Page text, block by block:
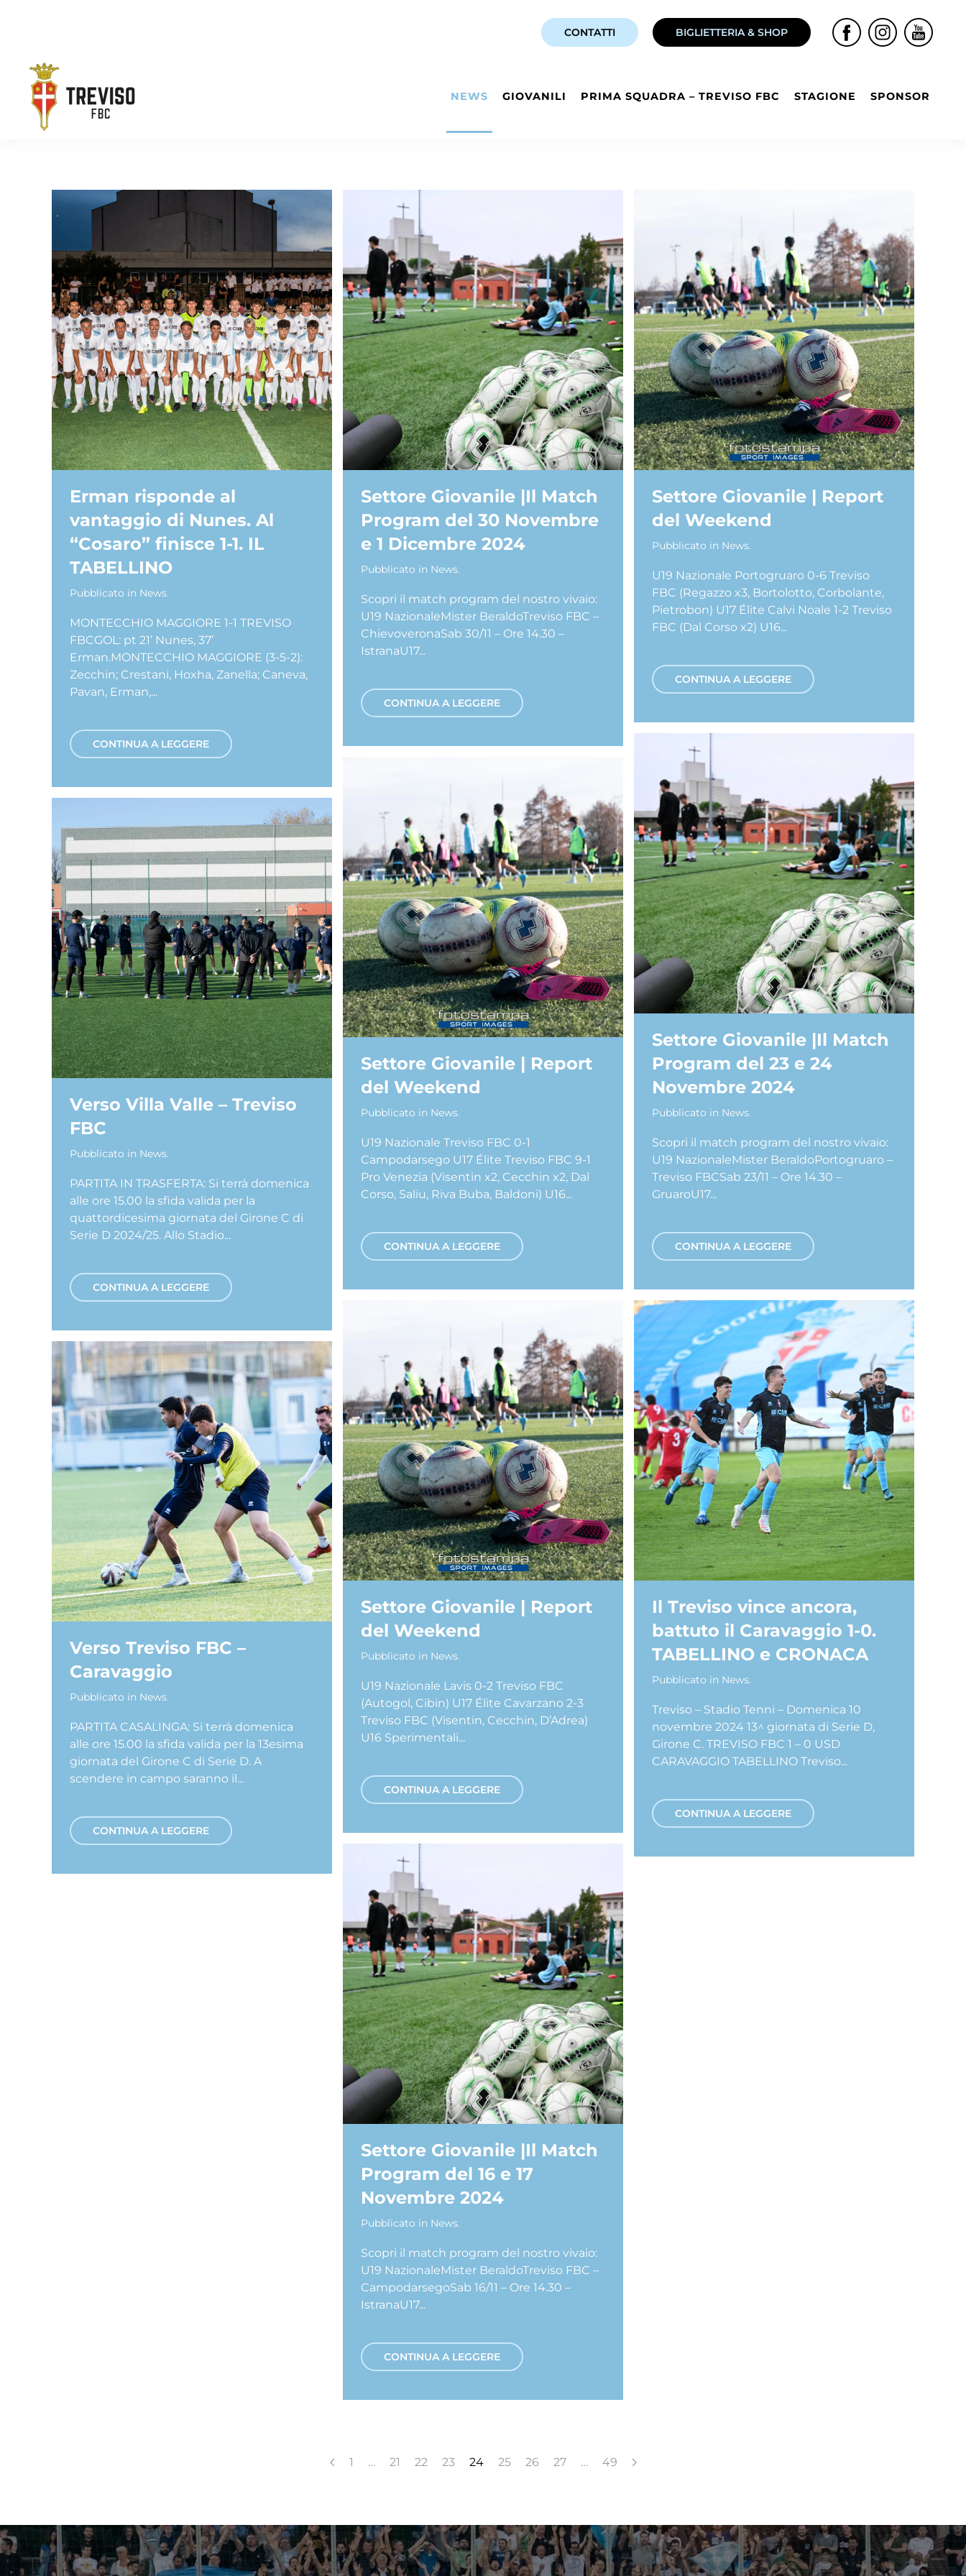
CONTATTI BIGLIETTERIA & SHOP
NEWS GIOVANILI PRIMA SQUADRA – TREVISO FBC STAGIONE SPONSOR
Erman risponde al
vantaggio di Nunes. Al
“Cosaro” finisce 1-1. IL
TABELLINO
Pubblicato in News.
MONTECCHIO MAGGIORE 1-1 TREVISO
FBCGOL: pt 21’ Nunes, 37’
Erman.MONTECCHIO MAGGIORE (3-5-2):
Zecchin; Crestani, Hoxha, Zanella; Caneva,
Pavan, Erman,...
CONTINUA A LEGGERE
Settore Giovanile |Il Match
Program del 30 Novembre
e 1 Dicembre 2024
Pubblicato in News.
Scopri il match program del nostro vivaio:
U19 NazionaleMister BeraldoTreviso FBC –
ChievoveronaSab 30/11 – Ore 14.30 –
IstranaU17...
CONTINUA A LEGGERE
Settore Giovanile | Report
del Weekend
Pubblicato in News.
U19 Nazionale Portogruaro 0-6 Treviso
FBC (Regazzo x3, Bortolotto, Corbolante,
Pietrobon) U17 Élite Calvi Noale 1-2 Treviso
FBC (Dal Corso x2) U16...
CONTINUA A LEGGERE
Settore Giovanile |Il Match
Program del 23 e 24
Novembre 2024
Pubblicato in News.
Scopri il match program del nostro vivaio:
U19 NazionaleMister BeraldoPortogruaro –
Treviso FBCSab 23/11 – Ore 14.30 –
GruaroU17...
CONTINUA A LEGGERE
Settore Giovanile | Report
del Weekend
Pubblicato in News.
U19 Nazionale Treviso FBC 0-1
Campodarsego U17 Élite Treviso FBC 9-1
Pro Venezia (Visentin x2, Cecchin x2, Dal
Corso, Saliu, Riva Buba, Baldoni) U16...
CONTINUA A LEGGERE
Verso Villa Valle – Treviso
FBC
Pubblicato in News.
PARTITA IN TRASFERTA: Si terrà domenica
alle ore 15.00 la sfida valida per la
quattordicesima giornata del Girone C di
Serie D 2024/25. Allo Stadio...
CONTINUA A LEGGERE
Settore Giovanile | Report
del Weekend
Pubblicato in News.
U19 Nazionale Lavis 0-2 Treviso FBC
(Autogol, Cibin) U17 Élite Cavarzano 2-3
Treviso FBC (Visentin, Cecchin, D’Adrea)
U16 Sperimentali...
CONTINUA A LEGGERE
Il Treviso vince ancora,
battuto il Caravaggio 1-0.
TABELLINO e CRONACA
Pubblicato in News.
Treviso – Stadio Tenni – Domenica 10
novembre 2024 13^ giornata di Serie D,
Girone C. TREVISO FBC 1 – 0 USD
CARAVAGGIO TABELLINO Treviso...
CONTINUA A LEGGERE
Verso Treviso FBC –
Caravaggio
Pubblicato in News.
PARTITA CASALINGA: Si terrà domenica
alle ore 15.00 la sfida valida per la 13esima
giornata del Girone C di Serie D. A
scendere in campo saranno il...
CONTINUA A LEGGERE
Settore Giovanile |Il Match
Program del 16 e 17
Novembre 2024
Pubblicato in News.
Scopri il match program del nostro vivaio:
U19 NazionaleMister BeraldoTreviso FBC –
CampodarsegoSab 16/11 – Ore 14.30 –
IstranaU17...
CONTINUA A LEGGERE
1 … 21 22 23 24 25 26 27 … 49